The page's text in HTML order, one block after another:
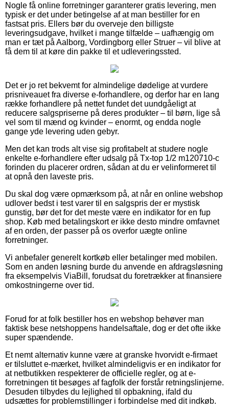
Nogle få online forretninger garanterer gratis levering, men
typisk er det under betingelse af at man bestiller for en
fastsat pris. Ellers bør du overveje den billigste
leveringsudgave, hvilket i mange tilfælde – uafhængig om
man er tæt på Aalborg, Vordingborg eller Struer – vil blive at
få dem til at køre din pakke til et udleveringssted.
Det er jo ret bekvemt for almindelige dødelige at vurdere
prisniveauet fra diverse e-forhandlere, og derfor har en lang
række forhandlere på nettet fundet det uundgåeligt at
reducere salgspriserne på deres produkter – til børn, lige så
vel som til mænd og kvinder – enormt, og endda nogle
gange yde levering uden gebyr.
Men det kan trods alt vise sig profitabelt at studere nogle
enkelte e-forhandlere efter udsalg på Tx-top 1/2 m120710-c
forinden du placerer ordren, sådan at du er velinformeret til
at opnå den laveste pris.
Du skal dog være opmærksom på, at når en online webshop
udlover bedst i test varer til en salgspris der er mystisk
gunstig, bør det for det meste være en indikator for en fup
shop. Køb med betalingskort er ikke desto mindre omfavnet
af en orden, der passer på os overfor uægte online
forretninger.
Vi anbefaler generelt kortkøb eller betalinger med mobilen.
Som en anden løsning burde du anvende en afdragsløsning
fra eksempelvis ViaBill, forudsat du foretrækker at finansiere
omkostningerne over tid.
Forud for at folk bestiller hos en webshop behøver man
faktisk bese netshoppens handelsaftale, dog er det ofte ikke
super spændende.
Et nemt alternativ kunne være at granske hvorvidt e-firmaet
er tilsluttet e-mærket, hvilket almindeligvis er en indikator for
at netbutikken respekterer de officielle regler, og at e-
forretningen tit besøges af fagfolk der forstår retningslinjerne.
Desuden tilbydes du lejlighed til opbakning, ifald du
udsættes for problemstillinger i forbindelse med dit indkøb.